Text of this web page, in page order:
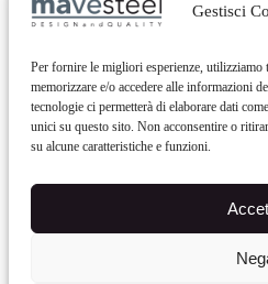
Gestisci
Per fornire le migliori esperienze, utilizziamo
memorizzare e/o accedere alle informazioni
tecnologie ci permetterà di elaborare dati
unici su questo sito. Non acconsentire o
su alcune caratteristiche e funzioni.
P.Iva: 02342910037
Cookie Policy
Privacy Policy
Credits